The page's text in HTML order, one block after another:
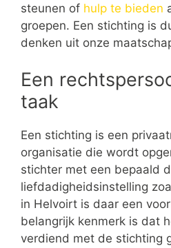
steunen of hulp te bieden
groepen. Een stichting is
denken uit onze
Een
taak
Een stichting is een
organisatie die wordt
stichter met een bepaald
liefdadigheidsinstelling
in Helvoirt is daar een
belangrijk kenmerk is dat
verdiend met de stichting